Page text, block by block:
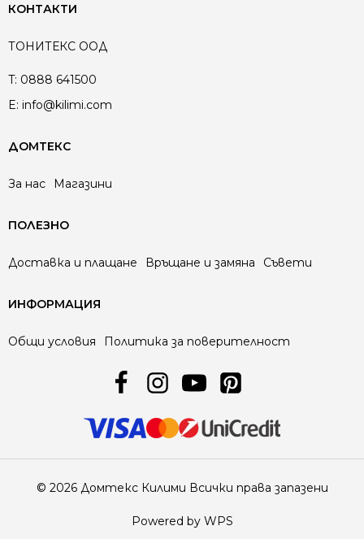
КОНТАКТИ
ТОНИТЕКС ООД
T: 0888 641500
E: info@kilimi.com
ДОМТЕКС
За нас Магазини
ПОЛЕЗНО
Доставка и плащане Връщане и замяна Съвети
ИНФОРМАЦИЯ
Общи условия Политика за поверителност
© 2026 Домтекс Килими Всички права запазени
Powered by WPS